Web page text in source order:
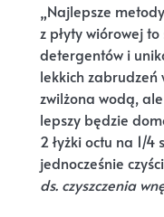
„Najlepsze
z płyty wiórowej
detergentów i
lekkich zabrudzeń
zwilżona wodą,
lepszy będzie
2 łyżki octu na 1/
jednocześnie
ds. czyszczenia